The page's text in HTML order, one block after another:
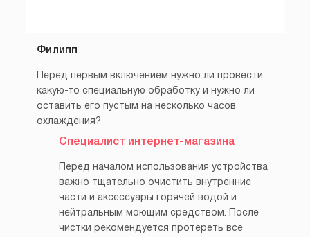
Филипп
Перед первым включением нужно ли провести
какую-то специальную обработку и нужно ли
оставить его пустым на несколько часов
охлаждения?
Специалист интернет-магазина
Перед началом использования устройства
важно тщательно очистить внутренние
части и аксессуары горячей водой и
нейтральным моющим средством. После
чистки рекомендуется протереть все